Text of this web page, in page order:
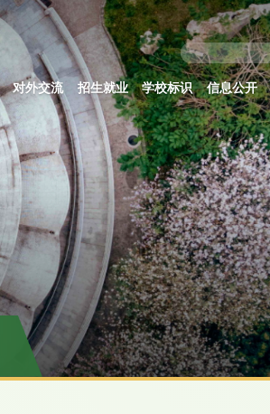
对外交流 招生就业 学校标识 信息公开